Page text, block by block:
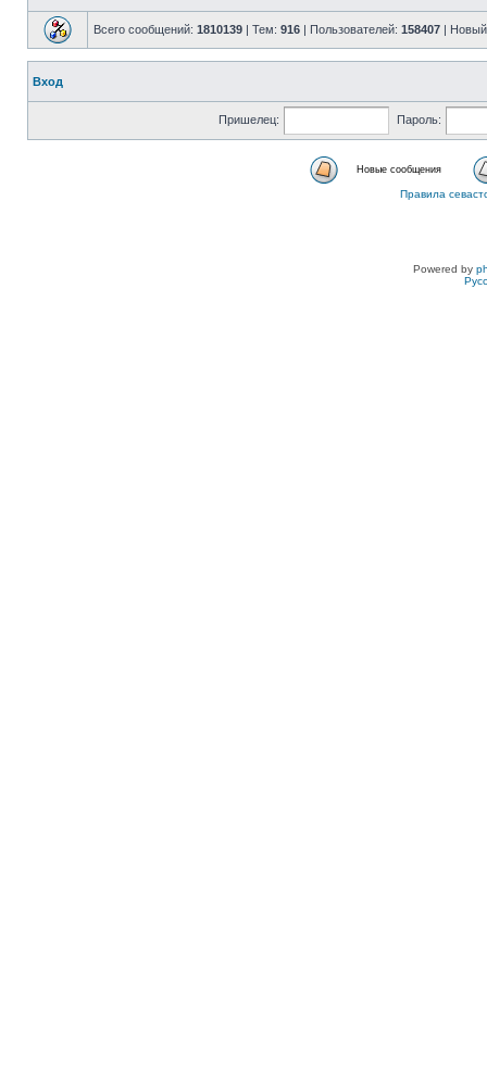
Всего сообщений: 1810139 | Тем: 916 | Пользователей: 158407 |
Вход
Пришелец: Пароль:
Новые сообщения
Правила
Powered by